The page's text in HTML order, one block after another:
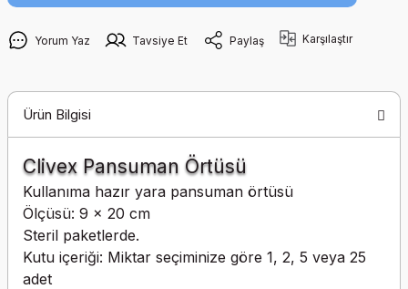
Yorum Yaz Tavsiye Et Paylaş Karşılaştır
Ürün Bilgisi
Clivex Pansuman Örtüsü
Kullanıma hazır yara pansuman örtüsü
Ölçüsü: 9 x 20 cm
Steril paketlerde.
Kutu içeriği: Miktar seçiminize göre 1, 2, 5 veya 25
adet